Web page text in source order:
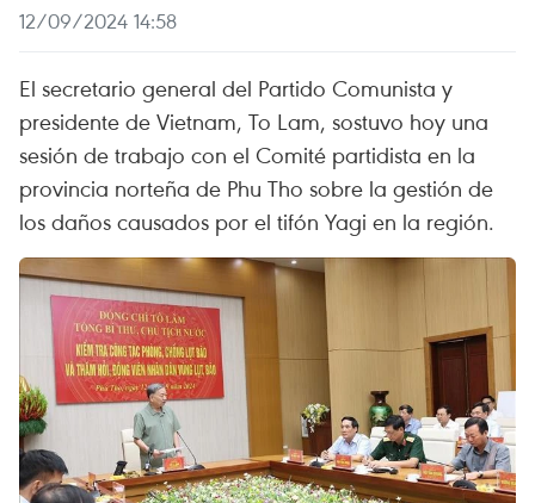
12/09/2024 14:58
El secretario general del Partido Comunista y
presidente de Vietnam, To Lam, sostuvo hoy una
sesión de trabajo con el Comité partidista en la
provincia norteña de Phu Tho sobre la gestión de
los daños causados por el tifón Yagi en la región.